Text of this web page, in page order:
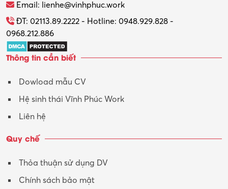
Email: lienhe@vinhphuc.work
ĐT: 02113.89.2222 - Hotline: 0948.929.828 -
0968.212.886
Thông tin cần biết
Dowload mẫu CV
Hệ sinh thái Vĩnh Phúc Work
Liên hệ
Quy chế
Thỏa thuận sử dụng DV
Chính sách bảo mật